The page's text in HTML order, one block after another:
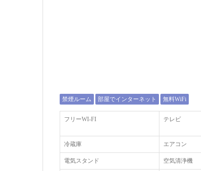
禁煙ルーム 部屋でインターネット 無料WiFi
フリーWI‐FI テレビ
冷蔵庫 エアコン
電気スタンド 空気清浄機